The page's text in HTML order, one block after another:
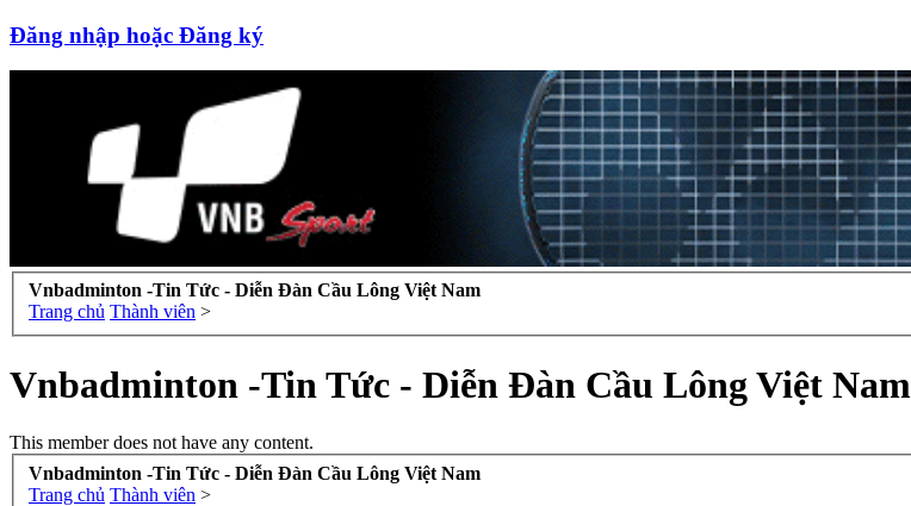
Đăng nhập hoặc Đăng ký
Vnbadminton -Tin Tức - Diễn Đàn Cầu Lông Việt Nam
Trang chủ Thành viên >
Vnbadminton -Tin Tức - Diễn Đàn Cầu Lông Việt Nam
This member does not have any content.
Vnbadminton -Tin Tức - Diễn Đàn Cầu Lông Việt Nam
Trang chủ Thành viên >